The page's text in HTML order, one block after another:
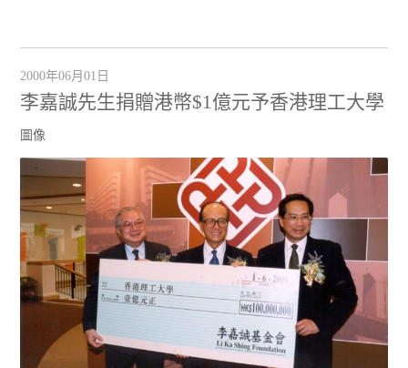
2000年06月01日
李嘉誠先生捐贈港幣$1億元予香港理工大學
圖像